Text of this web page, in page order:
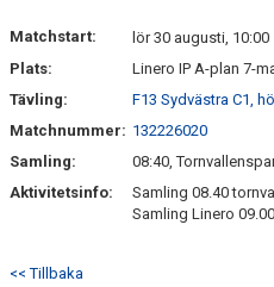
Matchstart:
lör 30 augusti, 10:00
Plats:
Linero IP A-plan 7-
Tävling:
F13 Sydvästra C1,
Matchnummer: 132226020
Samling:
08:40,
Aktivitetsinfo:
Samling 08.40
Samling Linero
<< Tillbaka